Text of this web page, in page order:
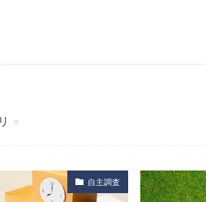
自主調査